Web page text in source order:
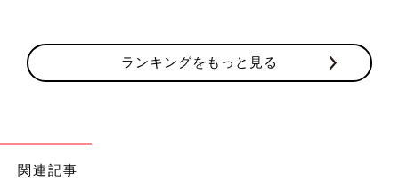
ランキングをもっと見る
関連記事